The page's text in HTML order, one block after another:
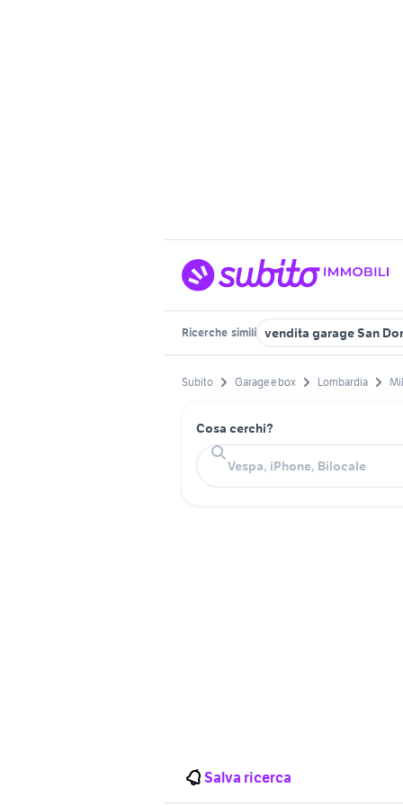
Ricerche simili vendita garage San
Subito Garage e box Lombardia
Cosa cerchi?
Salva ricerca